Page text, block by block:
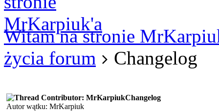
Witam na stronie
życia forum
Changelog
Changelog
Autor wątku: MrKarpiuk